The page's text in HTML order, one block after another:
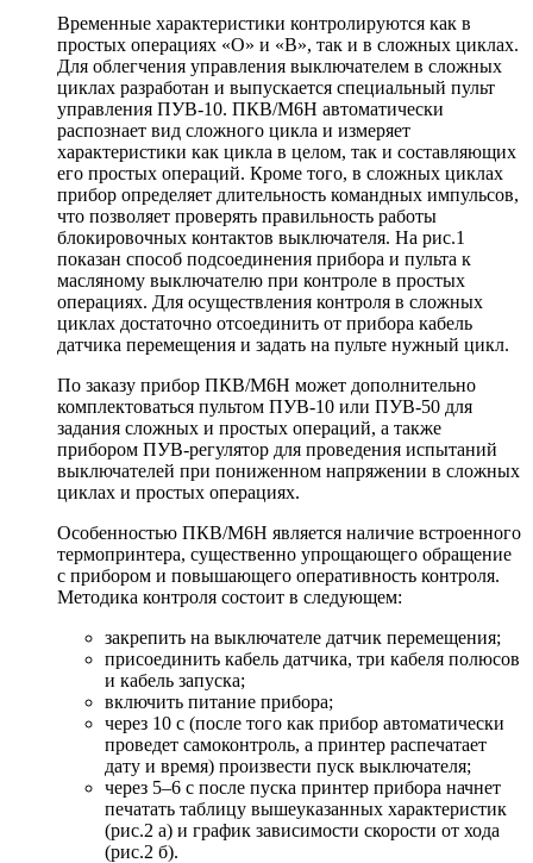
Временные характеристики контролируются как в
простых операциях «О» и «В», так и в сложных циклах.
Для облегчения управления выключателем в сложных
циклах разработан и выпускается специальный пульт
управления ПУВ-10. ПКВ/М6Н автоматически
распознает вид сложного цикла и измеряет
характеристики как цикла в целом, так и составляющих
его простых операций. Кроме того, в сложных циклах
прибор определяет длительность командных импульсов,
что позволяет проверять правильность работы
блокировочных контактов выключателя. На рис.1
показан способ подсоединения прибора и пульта к
масляному выключателю при контроле в простых
операциях. Для осуществления контроля в сложных
циклах достаточно отсоединить от прибора кабель
датчика перемещения и задать на пульте нужный цикл.
По заказу прибор ПКВ/М6Н может дополнительно
комплектоваться пультом ПУВ-10 или ПУВ-50 для
задания сложных и простых операций, а также
прибором ПУВ-регулятор для проведения испытаний
выключателей при пониженном напряжении в сложных
циклах и простых операциях.
Особенностью ПКВ/М6Н является наличие встроенного
термопринтера, существенно упрощающего обращение
с прибором и повышающего оперативность контроля.
Методика контроля состоит в следующем:
закрепить на выключателе датчик перемещения;
присоединить кабель датчика, три кабеля полюсов
и кабель запуска;
включить питание прибора;
через 10 с (после того как прибор автоматически
проведет самоконтроль, а принтер распечатает
дату и время) произвести пуск выключателя;
через 5–6 с после пуска принтер прибора начнет
печатать таблицу вышеуказанных характеристик
(рис.2 а) и график зависимости скорости от хода
(рис.2 б).